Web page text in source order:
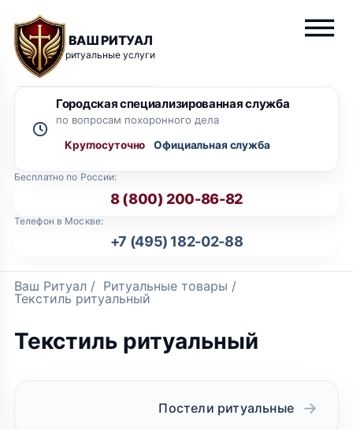
ВАШ РИТУАЛ
ритуальные услуги
Бесплатно по России:
8 (800) 200-86-82
Телефон в Москве:
+7 (495) 182-02-88
Городская специализированная служба
по вопросам похоронного дела
Круглосуточно
Ваш Ритуал / Ритуальные товары /
Текстиль ритуальный
Текстиль ритуальный
Постели ритуальные